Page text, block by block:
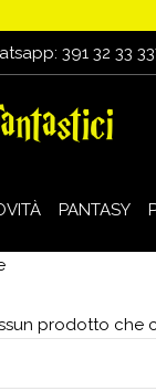
391 32 33
PANTASY
prodotto che